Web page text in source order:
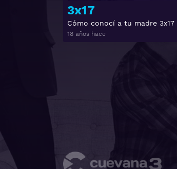
3x17
Cómo conocí a tu madre 3x17
18 años hace